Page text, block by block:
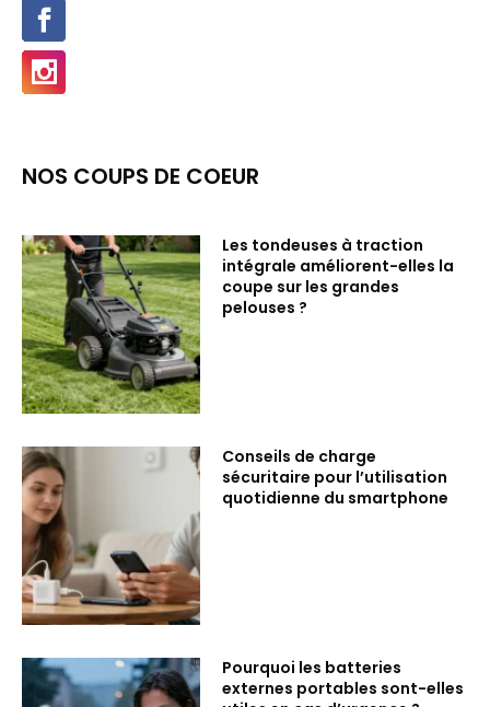
NOS COUPS DE COEUR
Les tondeuses à traction
intégrale améliorent-elles la
coupe sur les grandes
pelouses ?
Conseils de charge
sécuritaire pour l’utilisation
quotidienne du smartphone
Pourquoi les batteries
externes portables sont-elles